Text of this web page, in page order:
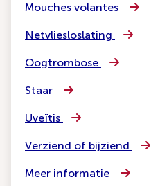
Mouches volantes
Netvliesloslating
Oogtrombose
Staar
Uveïtis
Verziend of bijziend
Meer informatie